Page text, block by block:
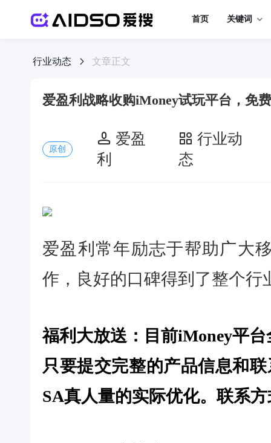
首页 关键词
行业动态 文章正文
爱盈利战略收购iMoney试玩平台，免
原创
爱盈
利
行业动
态
爱盈利常年励志于帮助广大
作，良好的口碑得到了整个行
福利大放送：目前iMoney平
只要提交完整的产品信息和
SA真人量的实际优化。联系方